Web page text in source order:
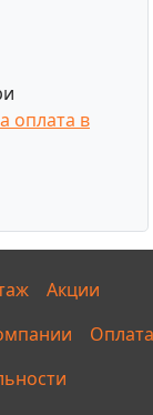
оплата в
Акции
Оплата